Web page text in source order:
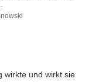
wirkte und wirkt sie